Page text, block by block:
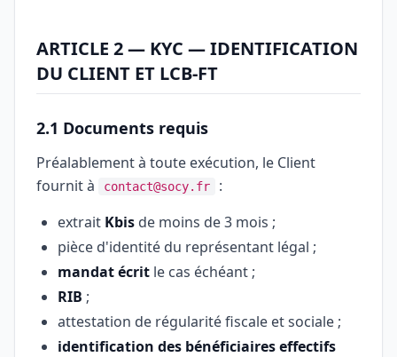
ARTICLE 2 — KYC — IDENTIFICATION
DU CLIENT ET LCB-FT
2.1 Documents requis
Préalablement à toute exécution, le Client
fournit à
contact@socy.fr
:
extrait Kbis de moins de 3 mois ;
pièce d'identité du représentant légal ;
mandat écrit le cas échéant ;
RIB ;
attestation de régularité fiscale et sociale ;
identification des bénéficiaires effectifs